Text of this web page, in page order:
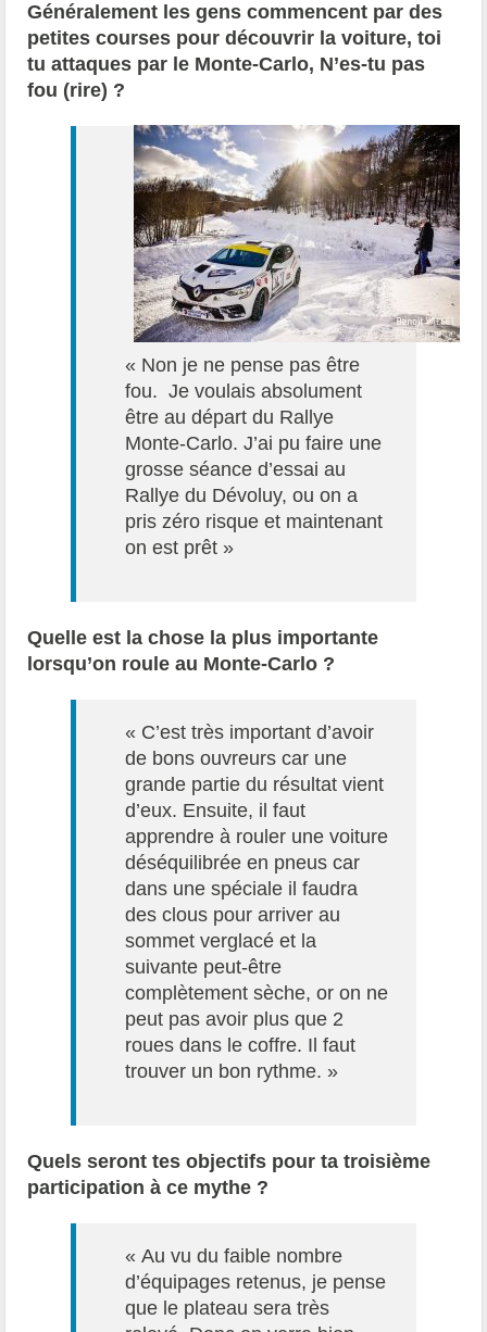
Généralement les gens commencent par des
petites courses pour découvrir la voiture, toi
tu attaques par le Monte-Carlo, N’es-tu pas
fou (rire) ?
« Non je ne pense pas être
fou. Je voulais absolument
être au départ du Rallye
Monte-Carlo. J’ai pu faire une
grosse séance d’essai au
Rallye du Dévoluy, ou on a
pris zéro risque et maintenant
on est prêt »
Quelle est la chose la plus importante
lorsqu’on roule au Monte-Carlo ?
« C’est très important d’avoir
de bons ouvreurs car une
grande partie du résultat vient
d’eux. Ensuite, il faut
apprendre à rouler une voiture
déséquilibrée en pneus car
dans une spéciale il faudra
des clous pour arriver au
sommet verglacé et la
suivante peut-être
complètement sèche, or on ne
peut pas avoir plus que 2
roues dans le coffre. Il faut
trouver un bon rythme. »
Quels seront tes objectifs pour ta troisième
participation à ce mythe ?
« Au vu du faible nombre
d’équipages retenus, je pense
que le plateau sera très